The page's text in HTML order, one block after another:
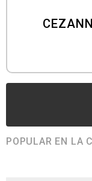
POPULAR EN LA